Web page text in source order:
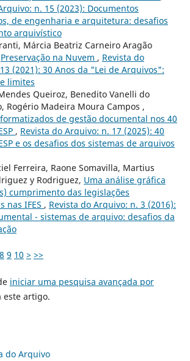
n. 15 (2023): Documentos
de engenharia e arquitetura: desafios
arquivístico
Márcia Beatriz Carneiro Aragão
Preservação na Nuvem , Revista do
(2021): 30 Anos da "Lei de Arquivos":
limites
Queiroz, Benedito Vanelli do
Rogério Madeira Moura Campos ,
de gestão documental nos 40
, Revista do Arquivo: n. 17 (2025): 40
e os desafios dos sistemas de arquivos
Ferreira, Raone Somavilla, Martius
y Rodriguez, Uma análise gráfica
cumprimento das legislações
nas IFES , Revista do Arquivo: n. 3 (2016):
- sistemas de arquivo: desafios da
8 9 10 > >>
iniciar uma pesquisa avançada por
artigo.
do Arquivo